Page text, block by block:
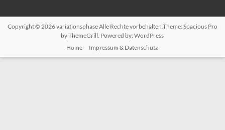
Copyright © 2026variationsphaseAlle Rechte vorbehalten.Theme: Spacious Pro
by ThemeGrill. Powered by:WordPress
Home
Impressum & Datenschutz